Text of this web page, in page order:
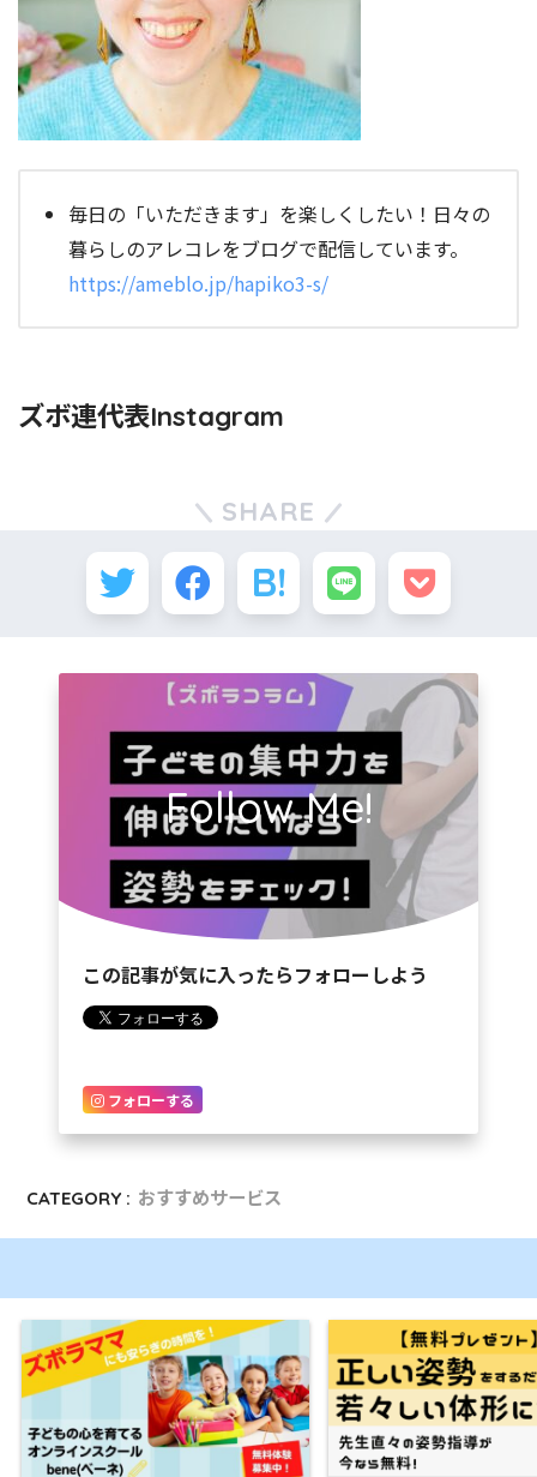
毎日の「いただきます」を楽しくしたい！日々の
暮らしのアレコレをブログで配信しています。
https://ameblo.jp/hapiko3-s/
ズボ連代表Instagram
SHARE
Follow Me!
この記事が気に入ったらフォローしよう
フォローする
CATEGORY : おすすめサービス